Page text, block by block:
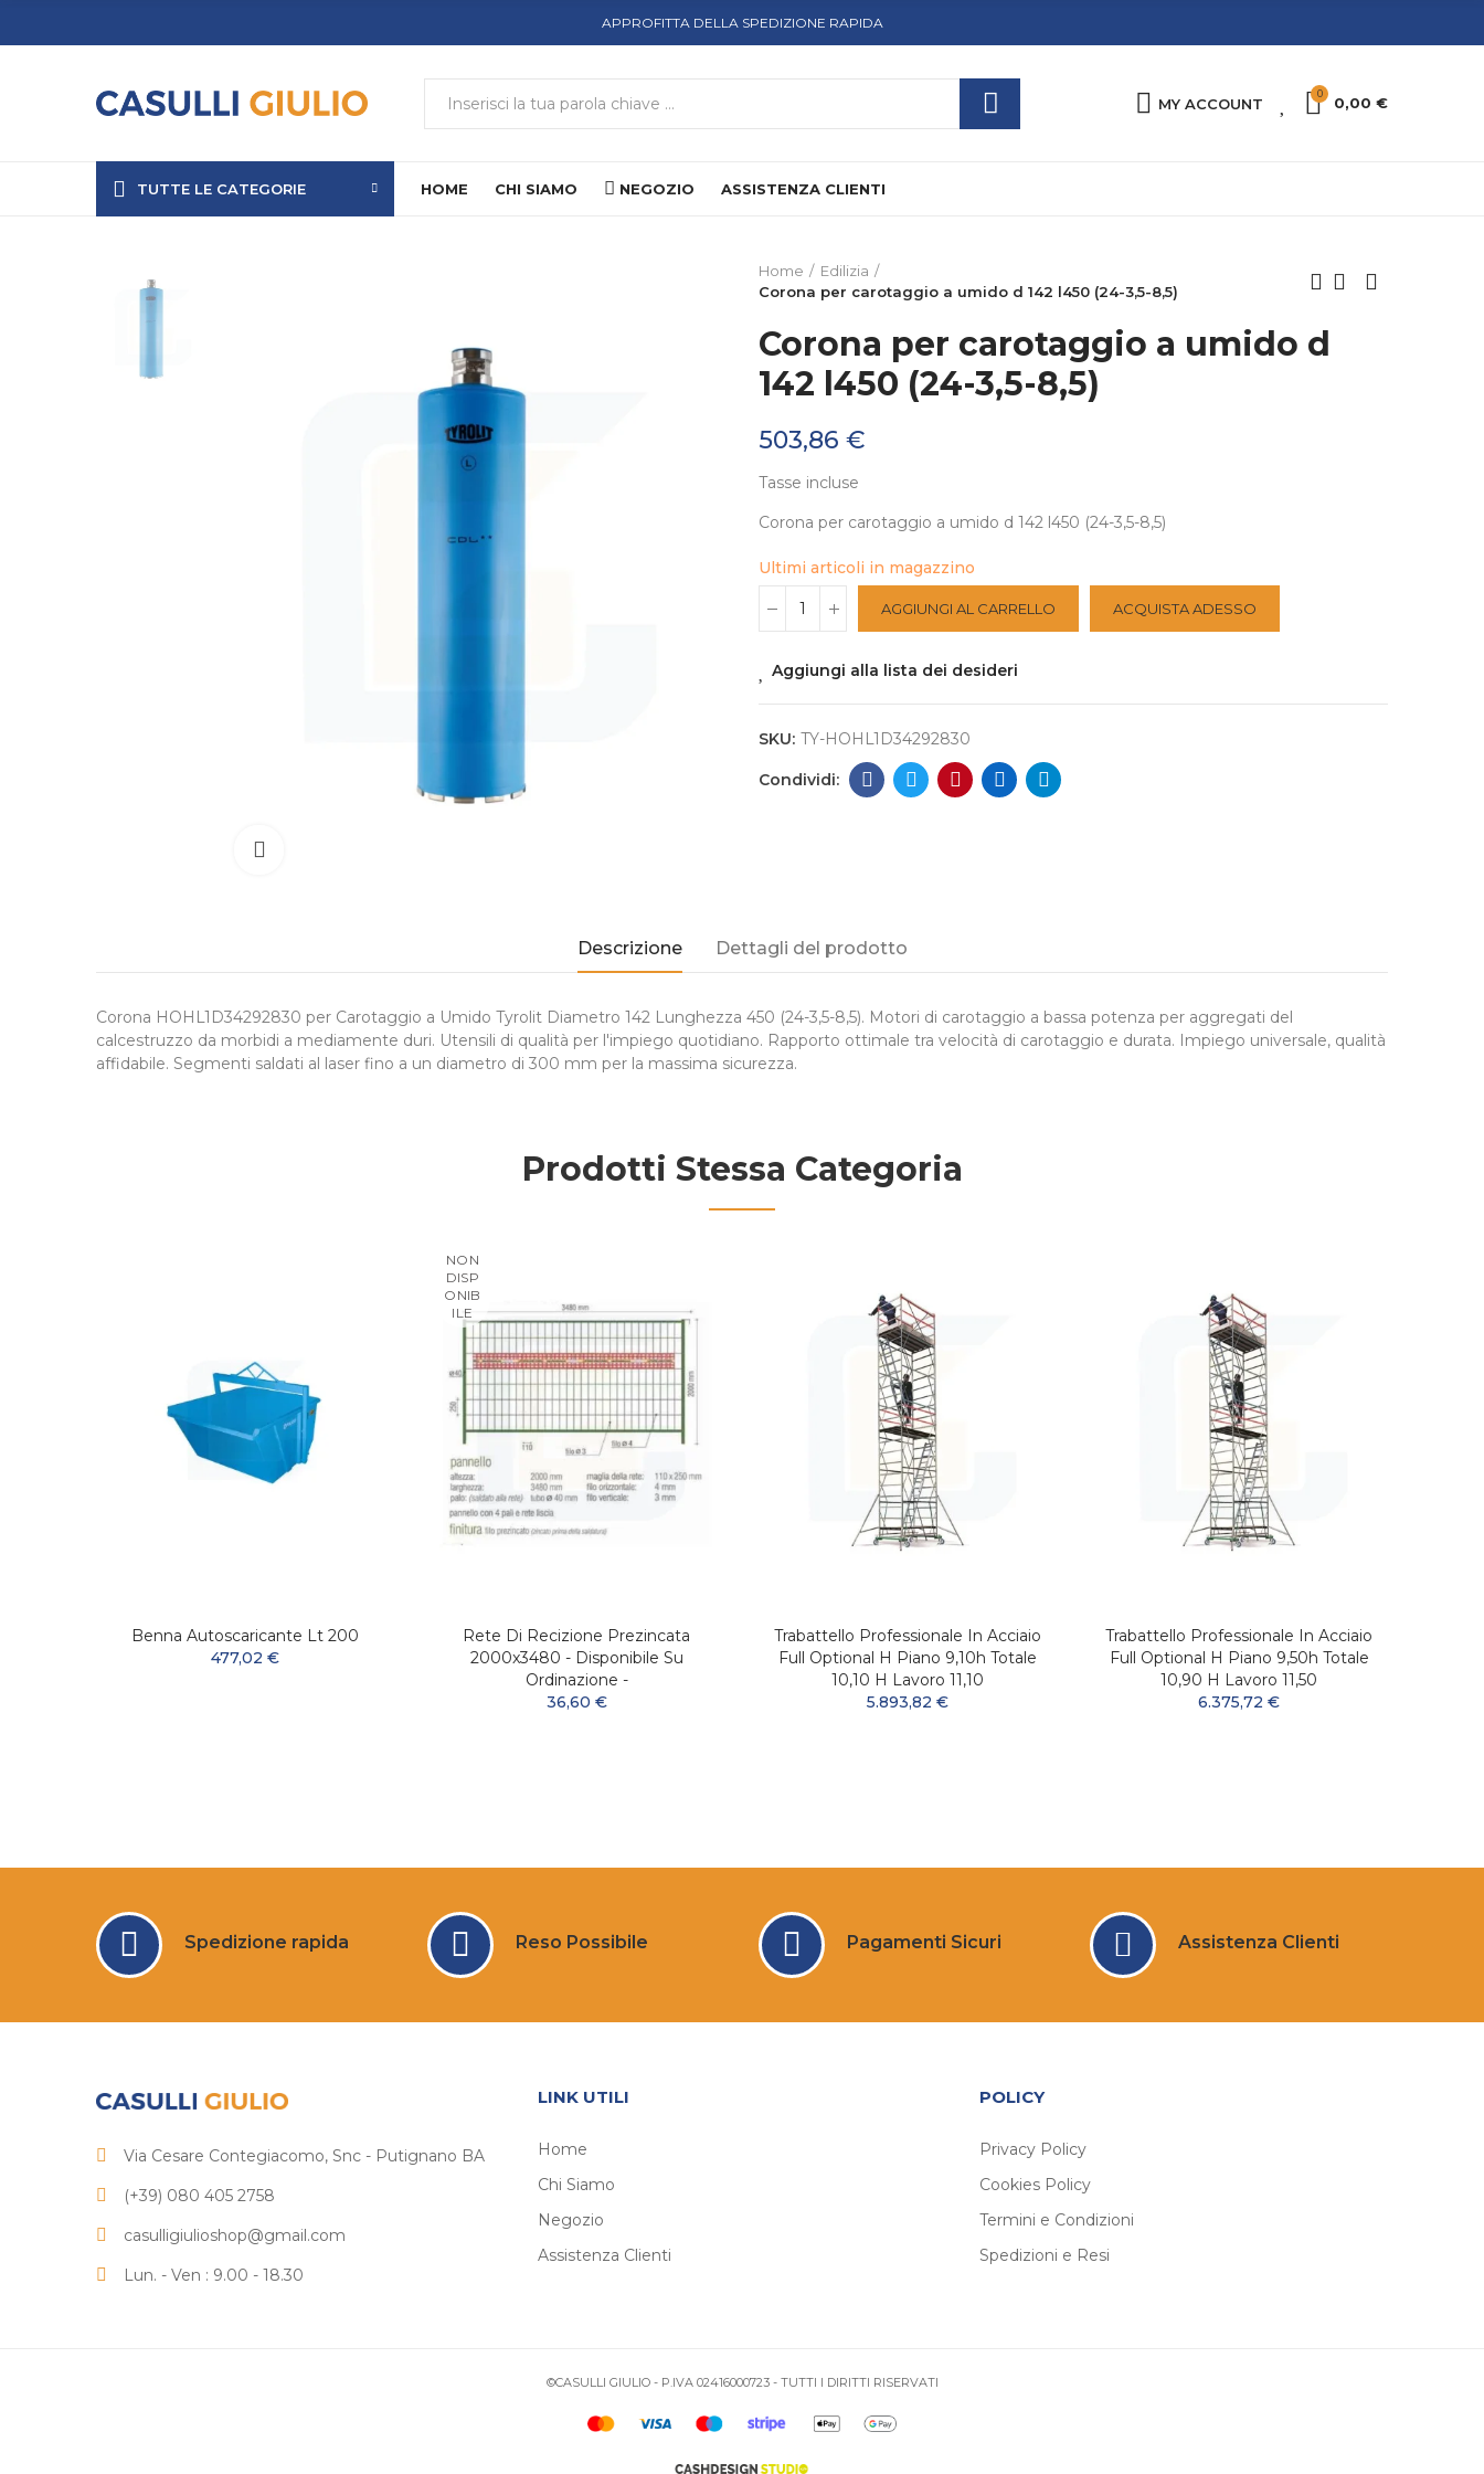
APPROFITTA DELLA SPEDIZIONE RAPIDA
MY ACCOUNT
0
0,00 €
TUTTE LE CATEGORIE HOME CHI SIAMO NEGOZIO ASSISTENZA CLIENTI
Home
Edilizia
Corona per carotaggio a umido d 142 l450 (24-3,5-8,5)
Corona per carotaggio a umido d
142 l450 (24-3,5-8,5)
503,86 €
Tasse incluse
Corona per carotaggio a umido d 142 l450 (24-3,5-8,5)
Ultimi articoli in magazzino
AGGIUNGI AL CARRELLO ACQUISTA ADESSO
Aggiungi alla lista dei desideri
SKU: TY-HOHL1D34292830
Descrizione Dettagli del prodotto
Corona HOHL1D34292830 per Carotaggio a Umido Tyrolit Diametro 142 Lunghezza 450 (24-3,5-8,5). Motori di carotaggio a bassa potenza per aggregati del
calcestruzzo da morbidi a mediamente duri. Utensili di qualità per l'impiego quotidiano. Rapporto ottimale tra velocità di carotaggio e durata. Impiego universale, qualità
affidabile. Segmenti saldati al laser fino a un diametro di 300 mm per la massima sicurezza.
Prodotti Stessa Categoria
Benna Autoscaricante Lt 200
477,02 €
NON
DISP
ONIB
ILE
Rete Di Recizione Prezincata
2000x3480 - Disponibile Su
Ordinazione -
36,60 €
Trabattello Professionale In Acciaio
Full Optional H Piano 9,10h Totale
10,10 H Lavoro 11,10
5.893,82 €
Trabattello Professionale In Acciaio
Full Optional H Piano 9,50h Totale
10,90 H Lavoro 11,50
6.375,72 €
Spedizione rapida Reso Possibile Pagamenti Sicuri Assistenza Clienti
Via Cesare Contegiacomo, Snc - Putignano BA
(+39) 080 405 2758
casulligiulioshop@gmail.com
Lun. - Ven : 9.00 - 18.30
LINK UTILI
Home
Chi Siamo
Negozio
Assistenza Clienti
POLICY
Privacy Policy
Cookies Policy
Termini e Condizioni
Spedizioni e Resi
©CASULLI GIULIO - P.IVA 02416000723 - TUTTI I DIRITTI RISERVATI